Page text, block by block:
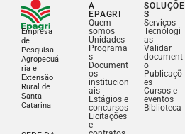
Empresa
de
Pesquisa
Agropecuá
ria e
Extensão
Rural de
Santa
Catarina
A
EPAGRI
Quem
somos
Unidades
Programa
s
Document
os
institucion
ais
Estágios e
concursos
Licitações
e
SOLUÇÕE
S
Serviços
Tecnologi
as
Validar
document
o
Publicaçõ
es
Cursos e
eventos
Biblioteca